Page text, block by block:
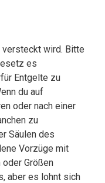
versteckt wird. Bitte
es
Entgelte zu
du auf
oder nach einer
zu
Säulen des
Vorzüge mit
Größen
aber es lohnt sich